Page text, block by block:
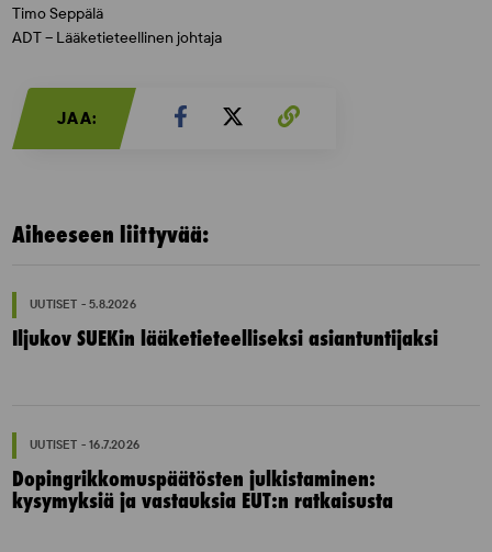
Timo Seppälä
ADT – Lääketieteellinen johtaja
JAA:
Aiheeseen liittyvää:
UUTISET - 5.8.2026
Iljukov SUEKin lääketieteelliseksi asiantuntijaksi
UUTISET - 16.7.2026
Dopingrikkomuspäätösten julkistaminen:
kysymyksiä ja vastauksia EUT:n ratkaisusta